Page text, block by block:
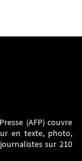
(AFP) couvre
en texte, photo,
sur 210